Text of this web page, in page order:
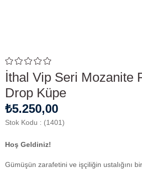
İthal Vip Seri Mozanite
Drop Küpe
₺5.250,00
Stok Kodu (1401)
Hoş Geldiniz!
Gümüşün zarafetini ve işçiliğin ustalığını